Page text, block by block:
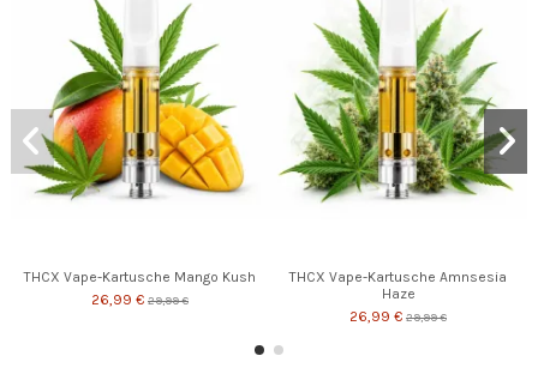
THCX Vape-Kartusche Mango Kush
26,99 € 29,99 €
THCX Vape-Kartusche Amnsesia
Haze
26,99 € 29,99 €